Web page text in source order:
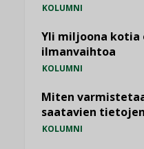
KOLUMNI
Yli miljoona kotia
ilmanvaihtoa
KOLUMNI
Miten
saatavien
KOLUMNI